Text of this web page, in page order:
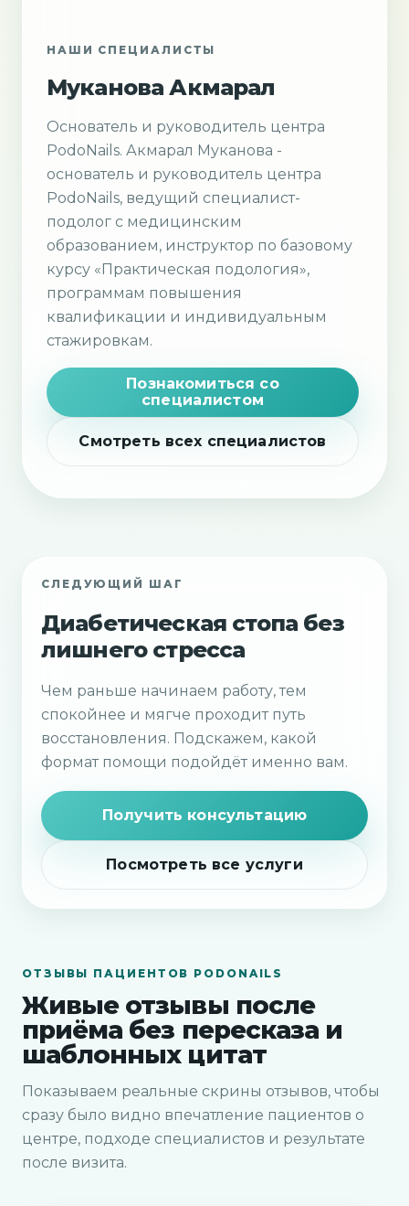
НАШИ СПЕЦИАЛИСТЫ
Муканова Акмарал
Основатель и руководитель центра
PodoNails. Акмарал Муканова -
основатель и руководитель центра
PodoNails, ведущий специалист-
подолог с медицинским
образованием, инструктор по базовому
курсу «Практическая подология»,
программам повышения
квалификации и индивидуальным
стажировкам.
Познакомиться со
специалистом
Смотреть всех специалистов
СЛЕДУЮЩИЙ ШАГ
Диабетическая стопа без
лишнего стресса
Чем раньше начинаем работу, тем
спокойнее и мягче проходит путь
восстановления. Подскажем, какой
формат помощи подойдёт именно вам.
Получить консультацию
Посмотреть все услуги
ОТЗЫВЫ ПАЦИЕНТОВ PODONAILS
Живые отзывы после
приёма без пересказа и
шаблонных цитат
Показываем реальные скрины отзывов, чтобы
сразу было видно впечатление пациентов о
центре, подходе специалистов и результате
после визита.